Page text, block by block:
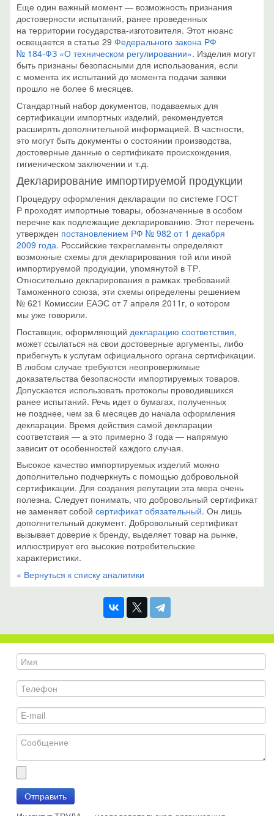
Еще один важный момент — возможность признания
достоверности испытаний, ранее проведенных
на территории государства-изготовителя. Этот нюанс
освещается в статье 29 Федерального закона РФ
№ 184-ФЗ «О техническом регулировании». Изделия могут
быть признаны безопасными для использования, если
с момента их испытаний до момента подачи заявки
прошло не более 6 месяцев.
Стандартный набор документов, подаваемых для
сертификации импортных изделий, рекомендуется
расширять дополнительной информацией. В частности,
это могут быть документы о состоянии производства,
достоверные данные о сертификате происхождения,
гигиеническом заключении и т.д.
Декларирование импортируемой продукции
Процедуру оформления декларации по системе ГОСТ
Р проходят импортные товары, обозначенные в особом
перечне как подлежащие декларированию. Этот перечень
утвержден постановлением РФ № 982 от 1 декабря
2009 года. Российские техрегламенты определяют
возможные схемы для декларирования той или иной
импортируемой продукции, упомянутой в ТР.
Относительно декларирования в рамках требований
Таможенного союза, эти схемы определены решением
№ 621 Комиссии ЕАЭС от 7 апреля 2011г, о котором
мы уже говорили.
Поставщик, оформляющий декларацию соответствия,
может ссылаться на свои достоверные аргументы, либо
прибегнуть к услугам официального органа сертификации.
В любом случае требуются неопровержимые
доказательства безопасности импортируемых товаров.
Допускается использовать протоколы проводившихся
ранее испытаний. Речь идет о бумагах, полученных
не позднее, чем за 6 месяцев до начала оформления
декларации. Время действия самой декларации
соответствия — а это примерно 3 года — напрямую
зависит от особенностей каждого случая.
Высокое качество импортируемых изделий можно
дополнительно подчеркнуть с помощью добровольной
сертификации. Для создания репутации эта мера очень
полезна. Следует понимать, что добровольный сертификат
не заменяет собой сертификат обязательный. Он лишь
дополнительный документ. Добровольный сертификат
вызывает доверие к бренду, выделяет товар на рынке,
иллюстрирует его высокие потребительские
характеристики.
« Вернуться к списку аналитики
Отправить